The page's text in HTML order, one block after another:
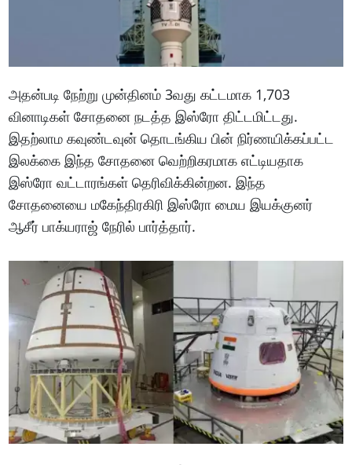
அதன்படி நேற்று முன்தினம் 3வது கட்டமாக 1,703
வினாடிகள் சோதனை நடத்த இஸ்ரோ திட்டமிட்டது.
இதற்லாம கவுண்டவுன் தொடங்கிய பின் நிர்ணயிக்கப்பட்ட
இலக்கை இந்த சோதனை வெற்றிகரமாக எட்டியதாக
இஸ்ரோ வட்டாரங்கள் தெரிவிக்கின்றன. இந்த
சோதனையை மகேந்திரகிரி இஸ்ரோ மைய இயக்குனர்
ஆசீர் பாக்யராஜ் நேரில் பார்த்தார்.